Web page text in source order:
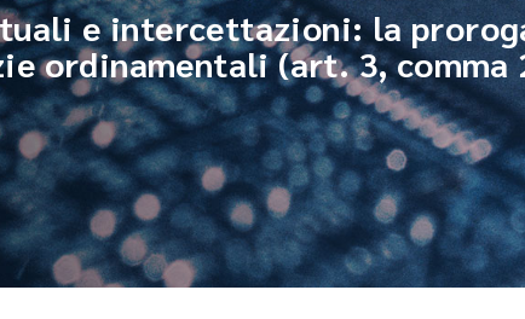
e intercettazioni: la
ordinamentali (art. 3, comma